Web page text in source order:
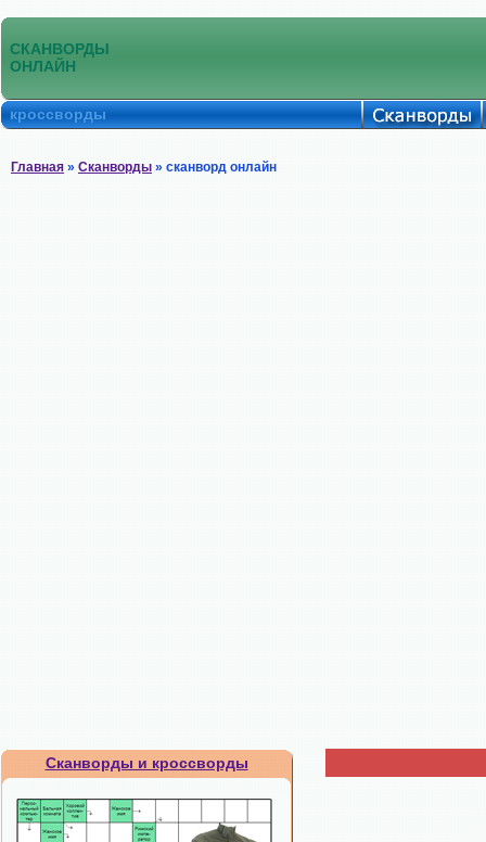
СКАНВОРДЫ
ОНЛАЙН
кроссворды
Главная » Сканворды » сканворд онлайн
Сканворды и кроссворды